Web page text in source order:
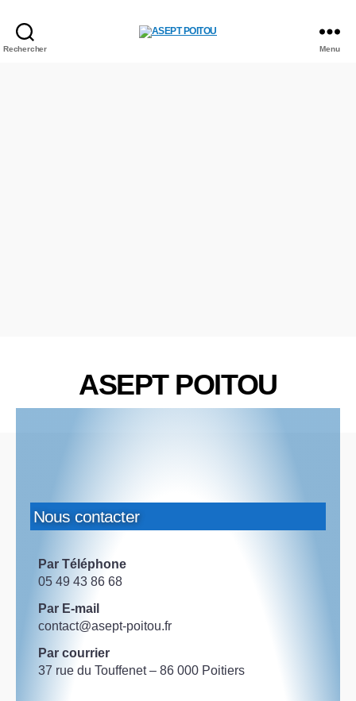
Rechercher Menu
ASEPT POITOU
Nous contacter
Par Téléphone
05 49 43 86 68
Par E-mail
contact@asept-poitou.fr
Par courrier
37 rue du Touffenet – 86 000 Poitiers